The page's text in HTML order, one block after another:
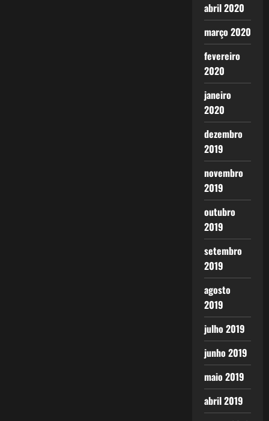
abril 2020
março 2020
fevereiro
2020
janeiro
2020
dezembro
2019
novembro
2019
outubro
2019
setembro
2019
agosto
2019
julho 2019
junho 2019
maio 2019
abril 2019